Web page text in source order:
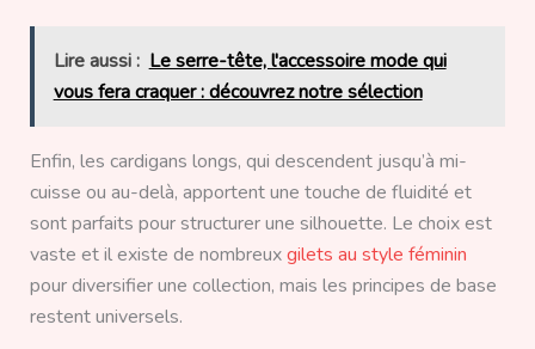
Lire aussi : Le serre-tête, l'accessoire mode qui
vous fera craquer : découvrez notre sélection
Enfin, les cardigans longs, qui descendent jusqu’à mi-
cuisse ou au-delà, apportent une touche de fluidité et
sont parfaits pour structurer une silhouette. Le choix est
vaste et il existe de nombreuxgilets au style féminin
pour diversifier une collection, mais les principes de base
restent universels.